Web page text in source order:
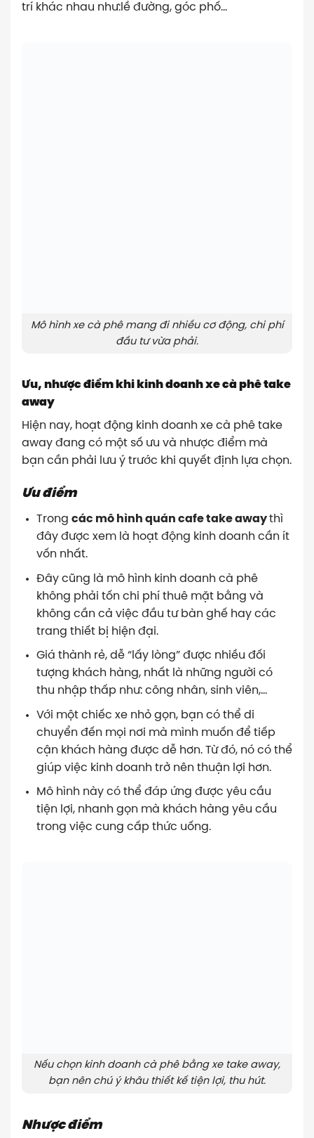
trí khác nhau như:lề đường, góc phố…
Mô hình xe cà phê mang đi nhiều cơ động, chi phí
đầu tư vừa phải.
Ưu, nhược điểm khi kinh doanh xe cà phê take
away
Hiện nay, hoạt động kinh doanh xe cà phê take
away đang có một số ưu và nhược điểm mà
bạn cần phải lưu ý trước khi quyết định lựa chọn.
Ưu điểm
Trong các mô hình quán cafe take awaythì
đây được xem là hoạt động kinh doanh cần ít
vốn nhất.
Đây cũng là mô hình kinh doanh cà phê
không phải tốn chi phí thuê mặt bằng và
không cần cả việc đầu tư bàn ghế hay các
trang thiết bị hiện đại.
Giá thành rẻ, dễ “lấy lòng” được nhiều đối
tượng khách hàng, nhất là những người có
thu nhập thấp như: công nhân, sinh viên,…
Với một chiếc xe nhỏ gọn, bạn có thể di
chuyển đến mọi nơi mà mình muốn để tiếp
cận khách hàng được dễ hơn. Từ đó, nó có thể
giúp việc kinh doanh trở nên thuận lợi hơn.
Mô hình này có thể đáp ứng được yêu cầu
tiện lợi, nhanh gọn mà khách hàng yêu cầu
trong việc cung cấp thức uống.
Nếu chọn kinh doanh cà phê bằng xe take away,
bạn nên chú ý khâu thiết kế tiện lợi, thu hút.
Nhược điểm